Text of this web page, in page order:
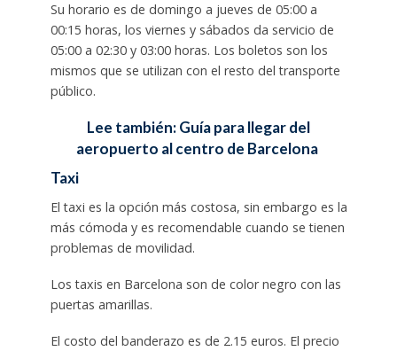
Su horario es de domingo a jueves de 05:00 a
00:15 horas, los viernes y sábados da servicio de
05:00 a 02:30 y 03:00 horas. Los boletos son los
mismos que se utilizan con el resto del transporte
público.
Lee también: Guía para llegar del
aeropuerto al centro de Barcelona
Taxi
El taxi es la opción más costosa, sin embargo es la
más cómoda y es recomendable cuando se tienen
problemas de movilidad.
Los taxis en Barcelona son de color negro con las
puertas amarillas.
El costo del banderazo es de 2.15 euros. El precio